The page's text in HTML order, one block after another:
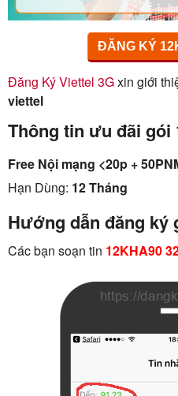
ĐĂNG KÝ
Đăng Ký Viettel 3Gxin giới
viettel
Thông tin ưu đãi gói
Free Nội mạng <20p +
Hạn Dùng: 12 Tháng
Hướng dẫn đăng ký
Các bạn soạn tin 12KHA90